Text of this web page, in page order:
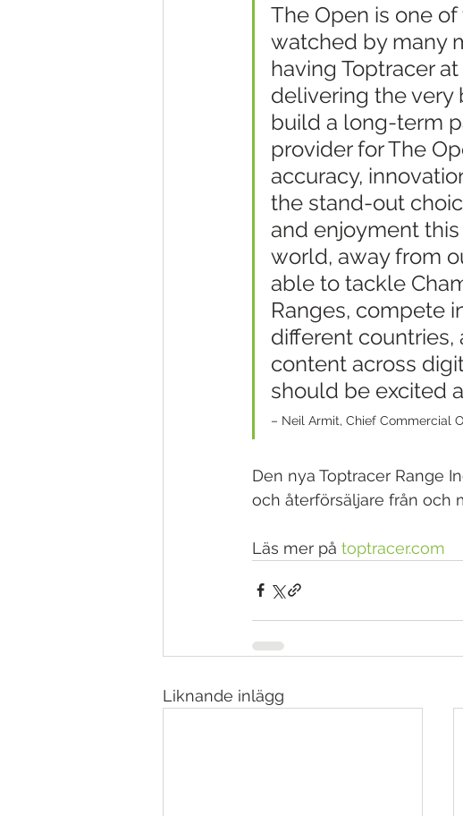
The Open is one
watched by many
having Toptracer
delivering the very
build a long-term
provider for The
accuracy,
the stand-out
and enjoyment
world, away from
able to tackle
Ranges, compete
different countries,
content across
should be excited
– Neil Armit, Chief Commercial
Den nya Toptracer Range
och återförsäljare från och
Läs mer på toptracer.com
Liknande inlägg